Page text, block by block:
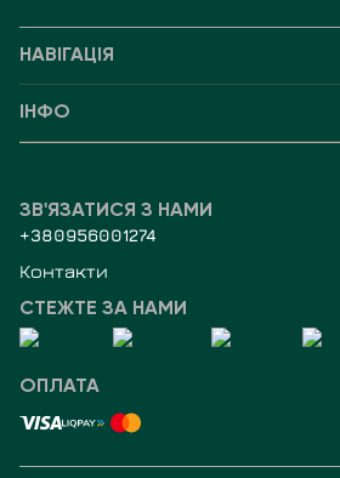
НАВІГАЦІЯ
ІНФО
ЗВ'ЯЗАТИСЯ З НАМИ
+380956001274
Контакти
СТЕЖТЕ ЗА НАМИ
ОПЛАТА